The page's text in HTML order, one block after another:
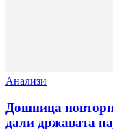
Анализи
Дошница
дали државата